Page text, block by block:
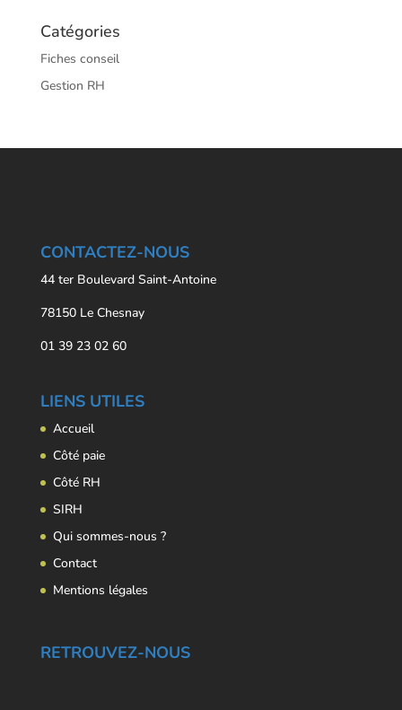
Catégories
Fiches conseil
Gestion RH
CONTACTEZ-NOUS
44 ter Boulevard Saint-Antoine
78150 Le Chesnay
01 39 23 02 60
LIENS UTILES
Accueil
Côté paie
Côté RH
SIRH
Qui sommes-nous ?
Contact
Mentions légales
RETROUVEZ-NOUS